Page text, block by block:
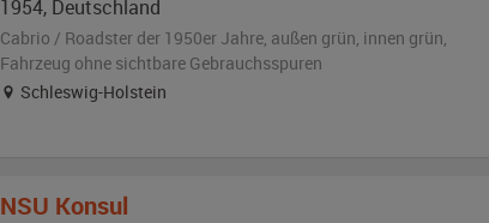
1954, Deutschland
Cabrio / Roadster der 1950er Jahre, außen grün, innen grün,
Fahrzeug ohne sichtbare Gebrauchsspuren
Schleswig-Holstein
NSU Konsul